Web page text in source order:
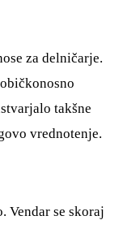
za delničarje.
takšne
vrednotenje.
Vendar se skoraj